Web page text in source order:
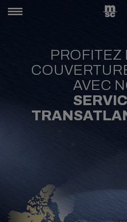
PROFITEZ
AVEC